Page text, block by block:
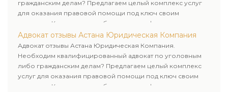
гражданским делам? Предлагаем целый комплекс услуг
для оказания правовой помощи под ключ своим
клиентам. Комплексное обслуживание физических и
юридических лиц. Индивидуальный подход к каждому
клиенту.
Адвокат отзывы Астана Юридическая Компания
Адвокат отзывы Астана Юридическая Компания.
Необходим квалифицированный адвокат по уголовным
либо гражданским делам? Предлагаем целый комплекс
услуг для оказания правовой помощи под ключ своим
клиентам. Комплексное обслуживание физических и